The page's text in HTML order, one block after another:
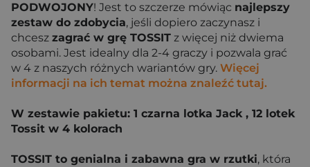
PODWOJONY! Jest to szczerze mówiąc najlepszy
zestaw do zdobycia, jeśli dopiero zaczynasz i
chcesz zagrać w grę TOSSIT z więcej niż dwiema
osobami. Jest idealny dla 2-4 graczy i pozwala grać
w 4 z naszych różnych wariantów gry. Więcej
informacji na ich temat można znaleźć tutaj.
W zestawie pakietu: 1 czarna lotka Jack , 12 lotek
Tossit w 4 kolorach
TOSSIT to genialna i zabawna gra w rzutki, która